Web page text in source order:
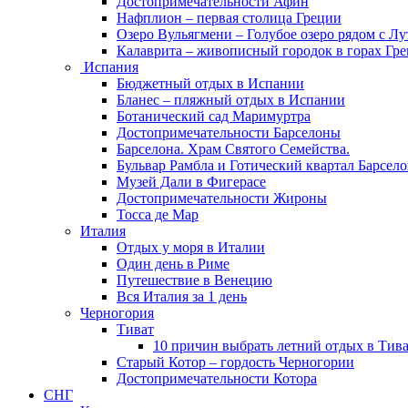
Нафплион – первая столица Греции
Озеро Вульягмени – Голубое озеро рядом с
Калаврита – живописный городок в горах
Испания
Бюджетный отдых в Испании
Бланес – пляжный отдых в Испании
Ботанический сад Маримуртра
Достопримечательности Барселоны
Барселона. Храм Святого Семейства.
Бульвар Рамбла и Готический квартал
Музей Дали в Фигерасе
Достопримечательности Жироны
Тосса де Мар
Италия
Отдых у моря в Италии
Один день в Риме
Путешествие в Венецию
Вся Италия за 1 день
Черногория
Тиват
10 причин выбрать летний отдых в
Старый Котор – гордость Черногории
Достопримечательности Котора
СНГ